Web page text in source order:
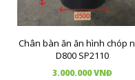
Chân bàn ăn ăn hình chóp
D800 SP2110
3.000.000 VNĐ